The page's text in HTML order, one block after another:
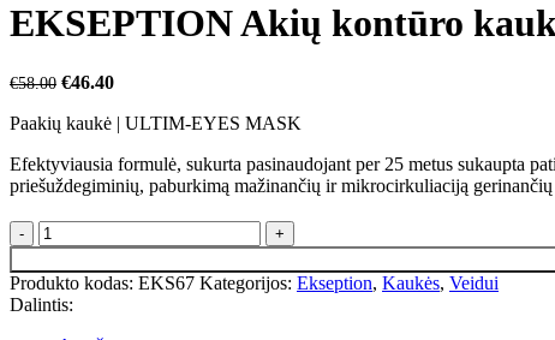
EKSEPTION Akių kontūro
€58.00 €46.40
Paakių kaukė | ULTIM-EYES MASK
Efektyviausia formulė, sukurta pasinaudojant per 25 metus sukaupta
priešuždegiminių, paburkimą mažinančių ir mikrocirkuliaciją
produkto
kiekis:
EKSEPTION
Akių
kontūro
Produkto kodas: EKS67 Kategorijos: Ekseption, Kaukės, Veidui
Dalintis: